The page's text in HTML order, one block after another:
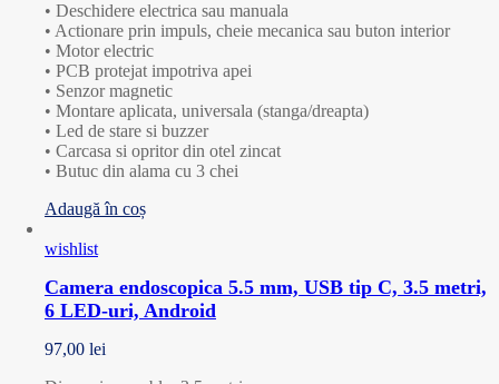
• Deschidere electrica sau manuala
• Actionare prin impuls, cheie mecanica sau buton interior
• Motor electric
• PCB protejat impotriva apei
• Senzor magnetic
• Montare aplicata, universala (stanga/dreapta)
• Led de stare si buzzer
• Carcasa si opritor din otel zincat
• Butuc din alama cu 3 chei
Adaugă în coș
wishlist
Camera endoscopica 5.5 mm, USB tip C, 3.5 metri,
6 LED-uri, Android
97,00 lei